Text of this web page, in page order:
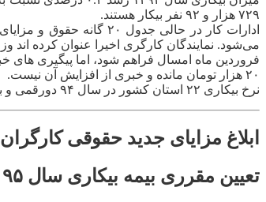
۷۲۹ هزار و ۹۲ نفر بیکار هستند.
۲۰ هزار تومان مانده و خبری از افزایش آن نیست.
نرخ بیکاری ۲۲ استان کشور در سال ۹۴ دورقمی و بالای ۱۰ درصد بود در حالی که این تعداد در سال ۹۳به میزان ۱۹ استان بود. کهکیلویه و بویراحمد بیکارترین و آذربایجان شرقی پُرکارترین استان کشور بودند.
ابلاغ مزایای جدید حقوقی کارگران
تعیین مقرری بیمه بیکاری سال ۹۵